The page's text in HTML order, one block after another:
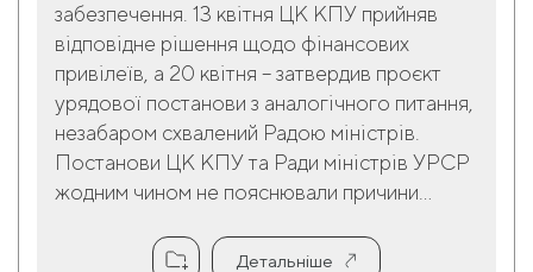
забезпечення. 13 квітня ЦК КПУ прийняв
відповідне рішення щодо фінансових
привілеїв, а 20 квітня – затвердив проєкт
урядової постанови з аналогічного питання,
незабаром схвалений Радою міністрів.
Постанови ЦК КПУ та Ради міністрів УРСР
жодним чином не пояснювали причини...
Детальніше